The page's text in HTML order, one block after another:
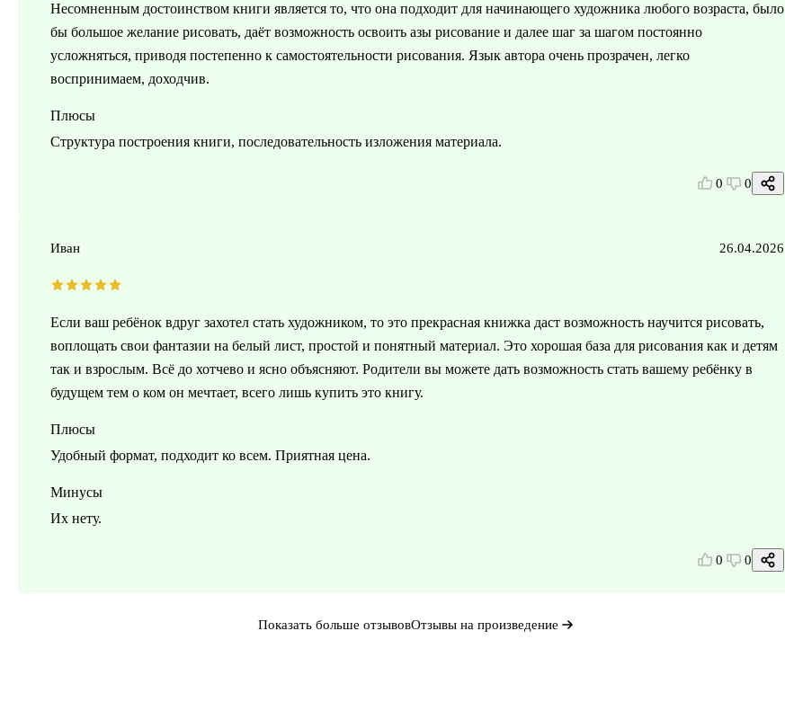
Несомненным достоинством книги является то, что она подходит для начинающего художника любого возраста, было
бы большое желание рисовать, даёт возможность освоить азы рисование и далее шаг за шагом постоянно
усложняться, приводя постепенно к самостоятельности рисования. Язык автора очень прозрачен, легко
воспринимаем, доходчив.
Плюсы
Структура построения книги, последовательность изложения материала.
0 0
Иван 26.04.2026
Если ваш ребёнок вдруг захотел стать художником, то это прекрасная книжка даст возможность научится рисовать,
воплощать свои фантазии на белый лист, простой и понятный материал. Это хорошая база для рисования как и детям
так и взрослым. Всё до хотчево и ясно объясняют. Родители вы можете дать возможность стать вашему ребёнку в
будущем тем о ком он мечтает, всего лишь купить это книгу.
Плюсы
Удобный формат, подходит ко всем. Приятная цена.
Минусы
Их нету.
0 0
Показать больше отзывовОтзывы на произведение